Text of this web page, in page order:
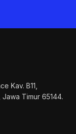
Kav. B11,
Timur 65144.